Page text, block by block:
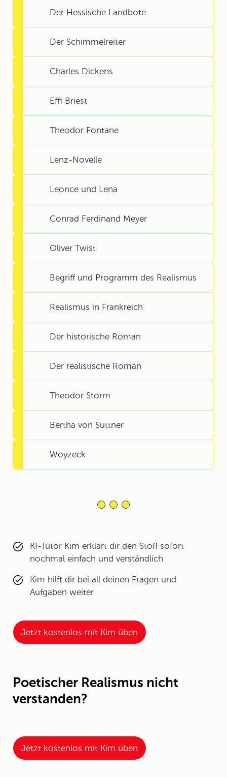
Der Hessische Landbote
Der Schimmelreiter
Charles Dickens
Effi Briest
Theodor Fontane
Lenz-Novelle
Leonce und Lena
Conrad Ferdinand Meyer
Oliver Twist
Begriff und Programm des Realismus
Realismus in Frankreich
Der historische Roman
Der realistische Roman
Theodor Storm
Bertha von Suttner
Woyzeck
KI-Tutor Kim erklärt dir den Stoff sofort
nochmal einfach und verständlich
Kim hilft dir bei all deinen Fragen und
Aufgaben weiter
Jetzt kostenlos mit Kim üben
Poetischer Realismus nicht
verstanden?
Jetzt kostenlos mit Kim üben